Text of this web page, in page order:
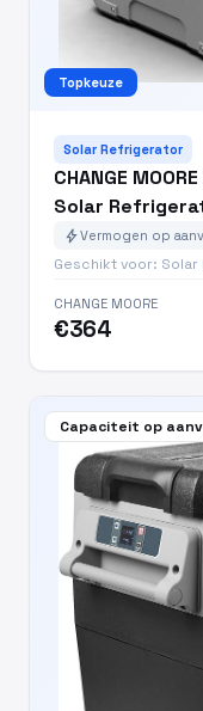
Topkeuze
Solar Refrigerator
CHANGE
Solar
boltVermogen op
Geschikt voor:
CHANGE MOORE
€364
Capaciteit op